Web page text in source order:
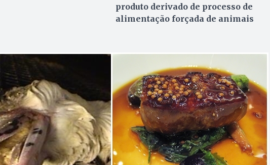
produto derivado de processo de
alimentação forçada de animais